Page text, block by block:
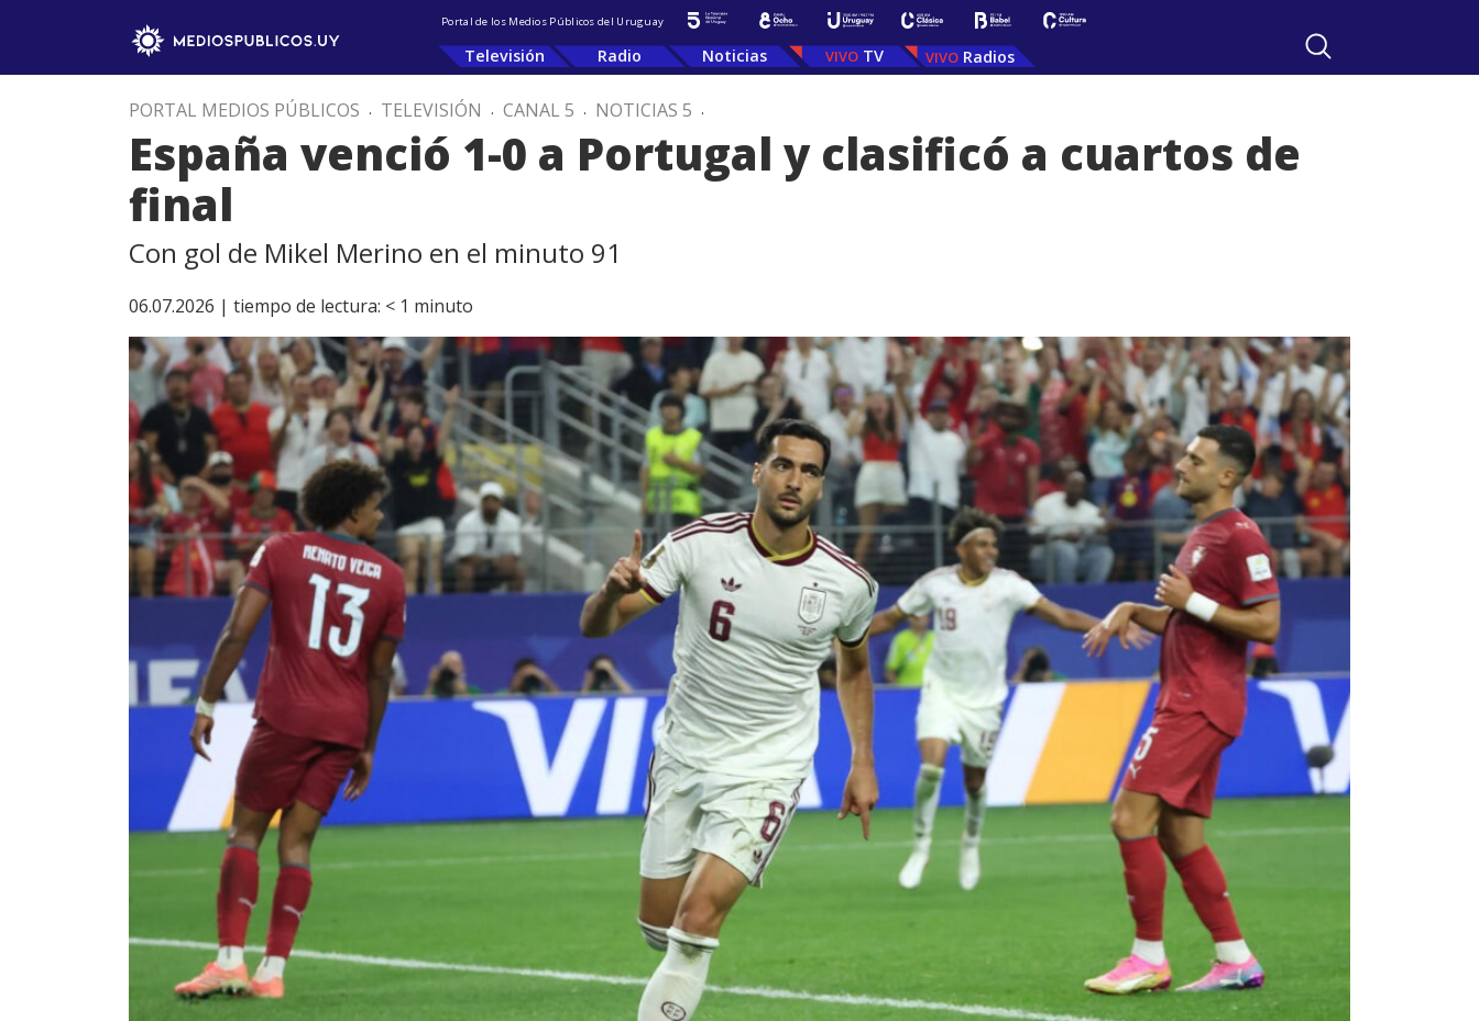
Portal de los Medios Públicos del Uruguay
Televisión Radio Noticias TV Radios
PORTAL MEDIOS PÚBLICOS . TELEVISIÓN . CANAL 5 . NOTICIAS 5 .
España venció 1-0 a Portugal y clasificó a cuartos de
final
Con gol de Mikel Merino en el minuto 91
06.07.2026 | tiempo de lectura: < 1 minuto